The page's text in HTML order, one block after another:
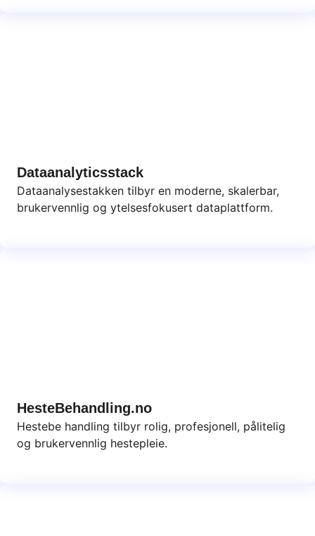
Dataanalyticsstack
Dataanalysestakken tilbyr en moderne, skalerbar,
brukervennlig og ytelsesfokusert dataplattform.
HesteBehandling.no
Hestebe handling tilbyr rolig, profesjonell, pålitelig
og brukervennlig hestepleie.